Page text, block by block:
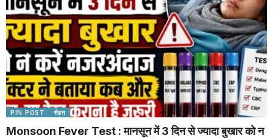
PIN POST सेहत
Monsoon Fever Test : मानसून में 3 दिन से ज्यादा बुखार को न